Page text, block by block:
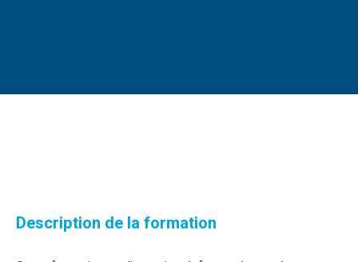
Description de la formation